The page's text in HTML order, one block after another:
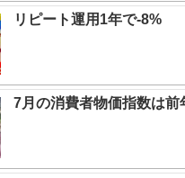
リピート運用1年で-8%
7月の消費者物価指数は